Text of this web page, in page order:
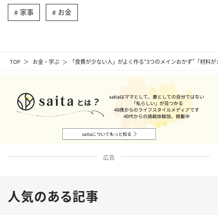
TOP お金・学ぶ 「食費が少ない人」がよく作る“3つのメインおかず”「材料
家事 お金
広告
人気のある記事